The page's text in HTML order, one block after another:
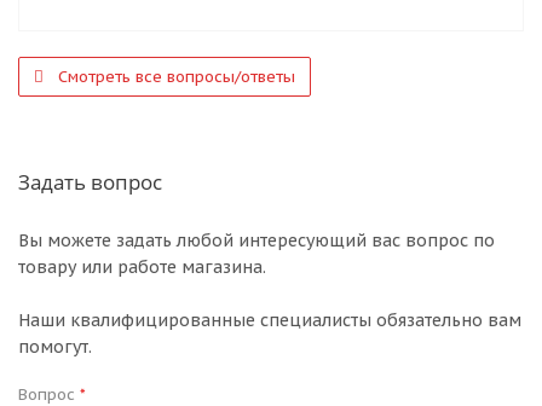
Смотреть все вопросы/ответы
Задать вопрос
Вы можете задать любой интересующий вас вопрос по
товару или работе магазина.
Наши квалифицированные специалисты обязательно вам
помогут.
Вопрос *